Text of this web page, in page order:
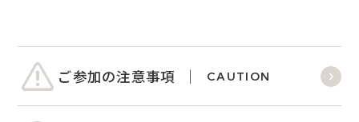
ご参加の注意事項 CAUTION